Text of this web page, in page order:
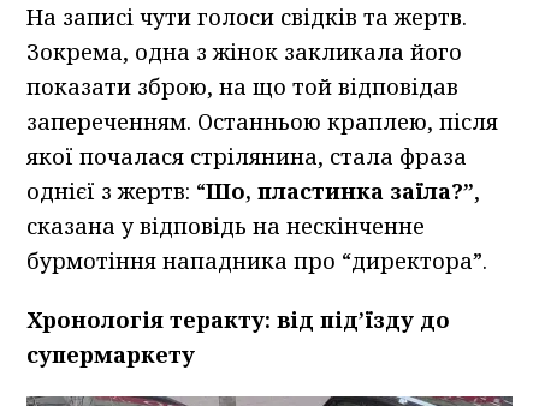
На записі чути голоси свідків та жертв.
Зокрема, одна з жінок закликала його
показати зброю, на що той відповідав
запереченням. Останньою краплею, після
якої почалася стрілянина, стала фраза
однієї з жертв: “Шо, пластинка заїла?”,
сказана у відповідь на нескінченне
бурмотіння нападника про “директора”.
Хронологія теракту: від під’їзду до
супермаркету